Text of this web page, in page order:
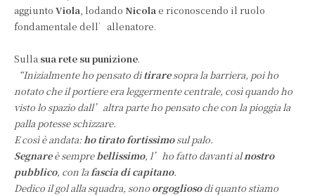
aggiunto Viola, lodando Nicolae riconoscendo il ruolo
fondamentale dell’allenatore.
Sulla sua rete su punizione.
“Inizialmente ho pensato ditiraresopra la barriera, poi ho
notato che il portiere era leggermente centrale, così quando ho
visto lo spazio dall’altra parte ho pensato che con la pioggia la
palla potesse schizzare.
E così è andata:ho tirato fortissimosul palo.
Segnareè semprebellissimo, l’ho fatto davanti alnostro
pubblico, con lafascia di capitano.
Dedico il gol alla squadra, sono orgogliosodi quanto stiamo